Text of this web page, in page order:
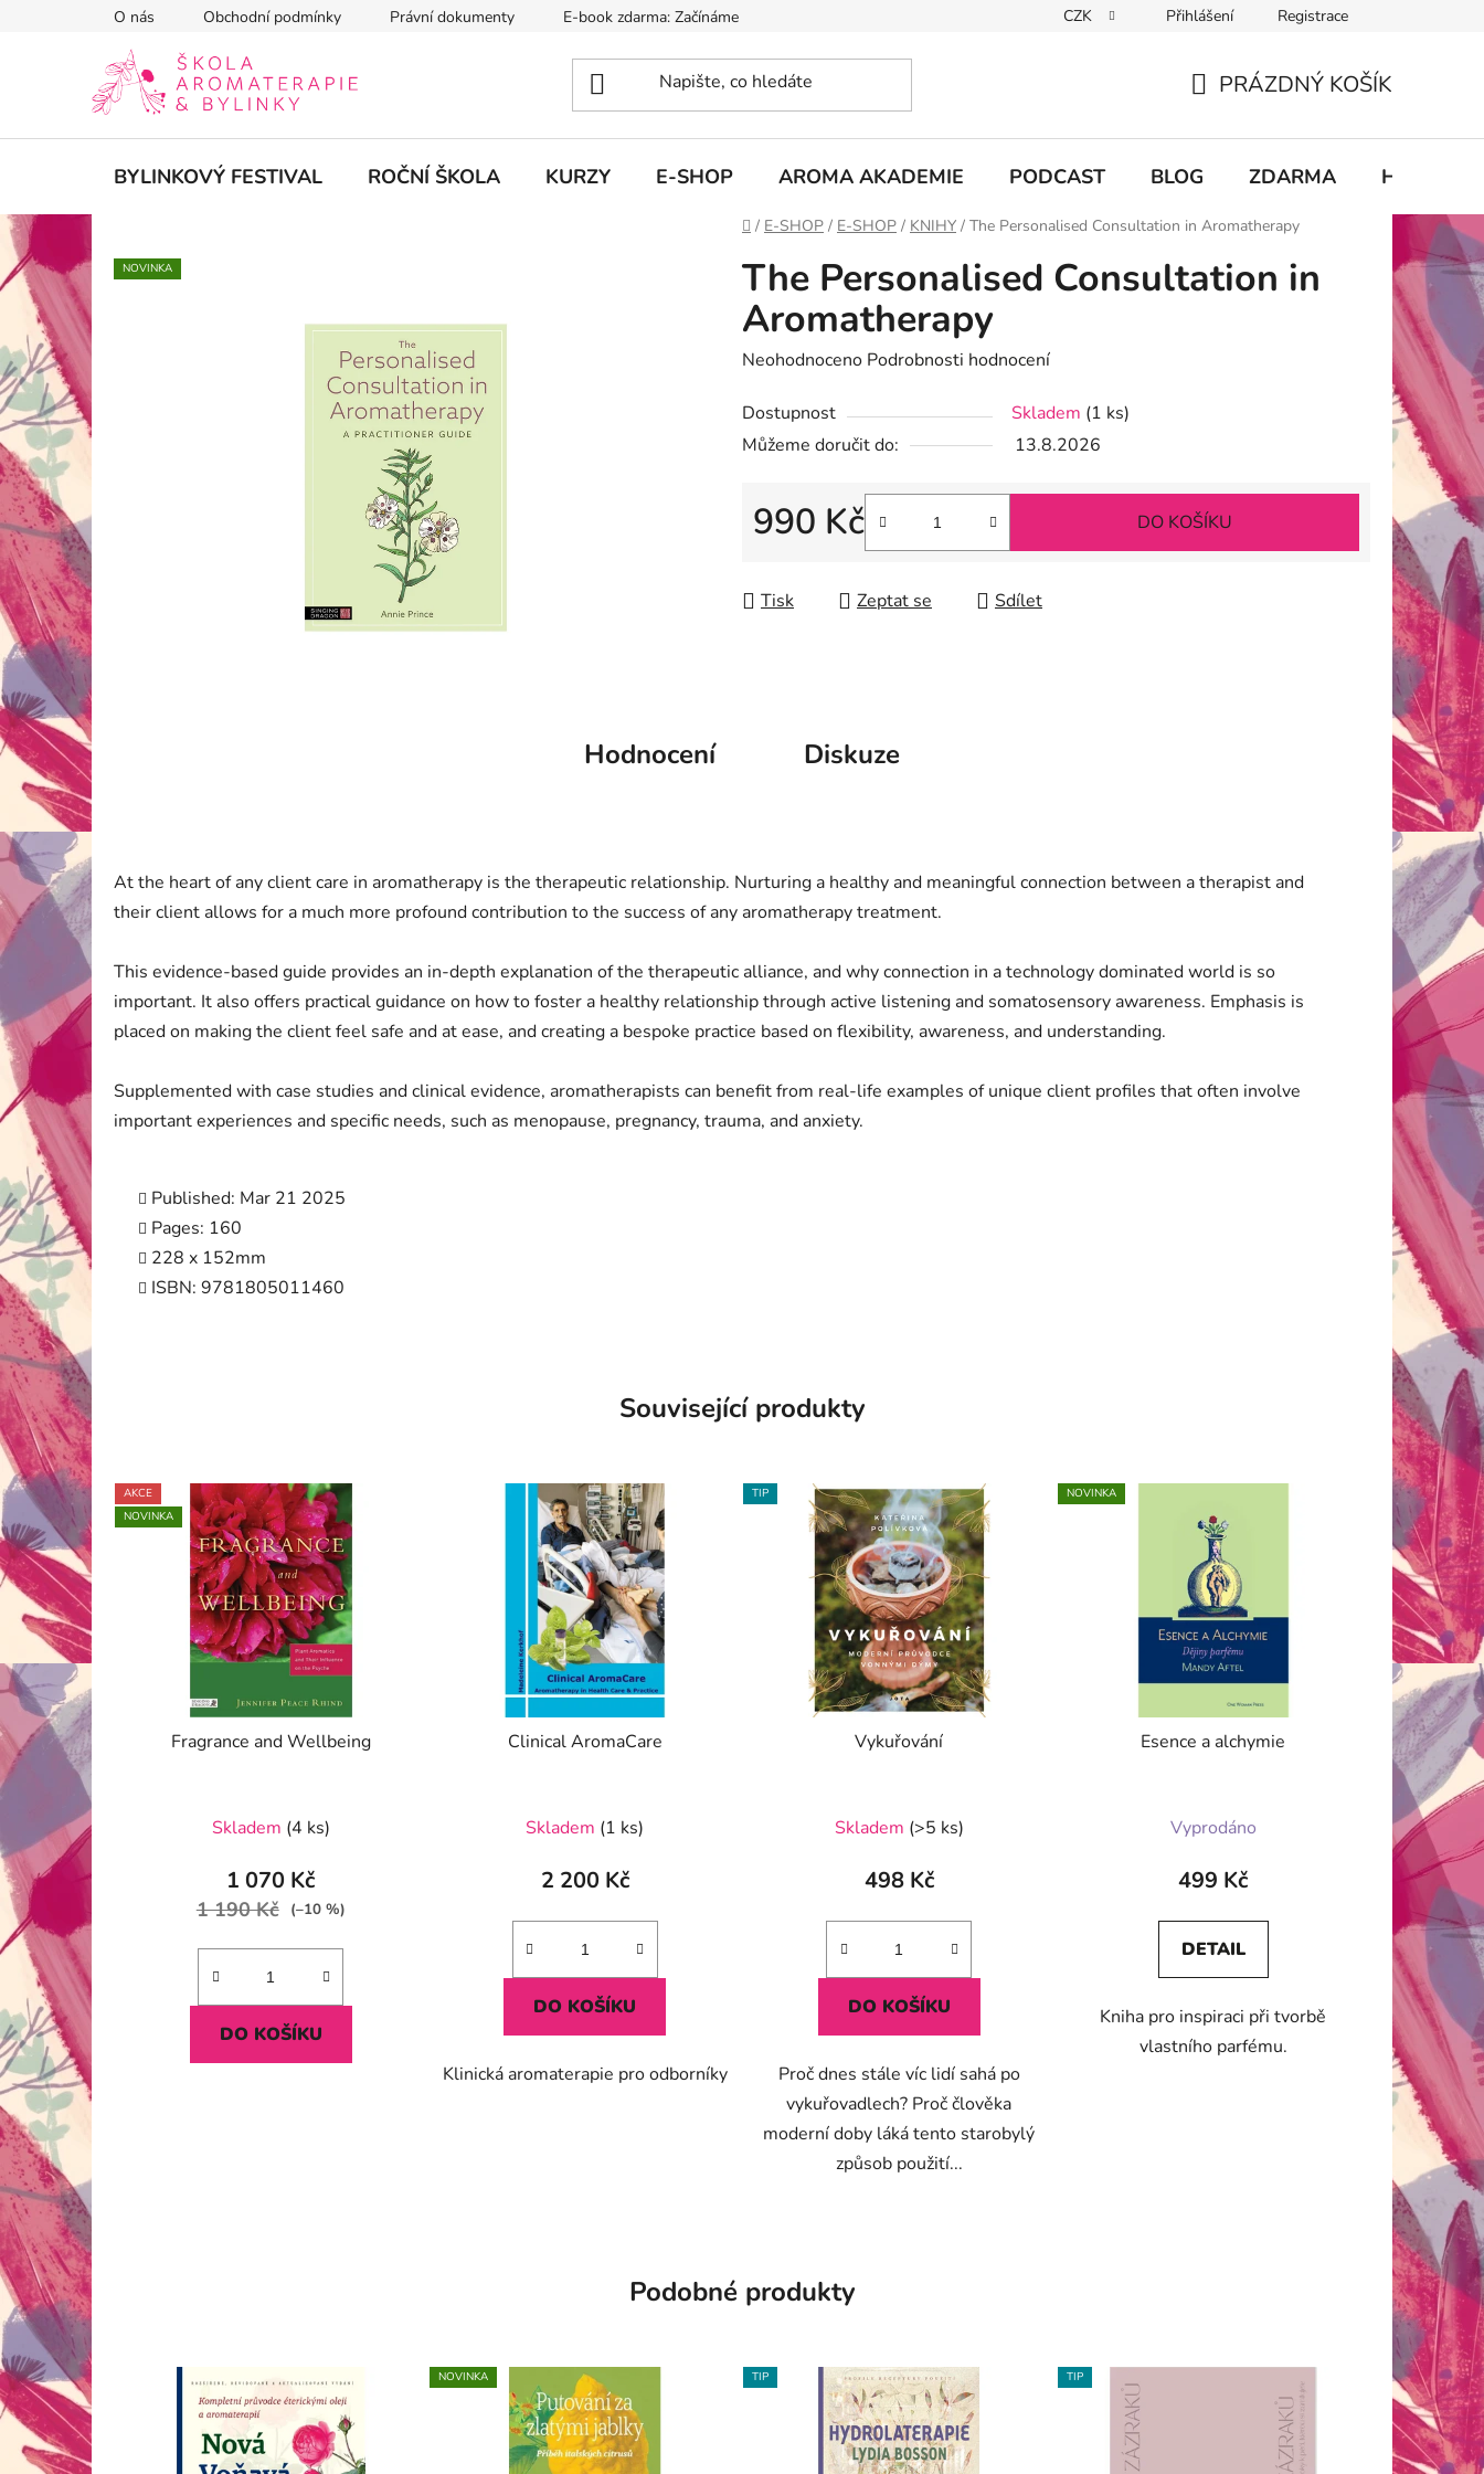
O nás Obchodní podmínky Právní dokumenty E-book zdarma: Začínáme s aromaterapií CZK Přihlášení Registrace
KOŠÍK
PRÁZDNÝ KOŠÍK
BYLINKOVÝ FESTIVAL ROČNÍ ŠKOLA KURZY E-SHOP AROMA AKADEMIE PODCAST BLOG ZDARMA
Domů
/ E-SHOP / E-SHOP / KNIHY / The Personalised Consultation in Aromatherapy
The Personalised Consultation in
Aromatherapy
Průměrné
produktu
je
Neohodnoceno Podrobnosti hodnocení
Dostupnost Skladem (1 ks)
Můžeme doručit do:
13.8.2026
990 Kč DO KOŠÍKU
Tisk Zeptat se Sdílet
NOVINKA
Hodnocení Diskuze
At the heart of any client care in aromatherapy is the therapeutic relationship. Nurturing a healthy and meaningful connection between a therapist and
their client allows for a much more profound contribution to the success of any aromatherapy treatment.
This evidence-based guide provides an in-depth explanation of the therapeutic alliance, and why connection in a technology dominated world is so
important. It also offers practical guidance on how to foster a healthy relationship through active listening and somatosensory awareness. Emphasis is
placed on making the client feel safe and at ease, and creating a bespoke practice based on flexibility, awareness, and understanding.
Supplemented with case studies and clinical evidence, aromatherapists can benefit from real-life examples of unique client profiles that often involve
important experiences and specific needs, such as menopause, pregnancy, trauma, and anxiety.
Published: Mar 21 2025
Pages: 160
228 x 152mm
ISBN: 9781805011460
Související produkty
AKCE
NOVINKA
Fragrance and Wellbeing
Skladem (4 ks)
1 070 Kč
1 190 Kč (–10 %)
DO KOŠÍKU
Clinical AromaCare
Skladem (1 ks)
2 200 Kč
DO KOŠÍKU
Klinická aromaterapie pro odborníky
TIP
Vykuřování
hodnocení
produktu
5,0
z
hvězdiček.
Skladem (>5 ks)
498 Kč
DO KOŠÍKU
Proč dnes stále víc lidí sahá po
vykuřovadlech? Proč člověka
moderní doby láká tento starobylý
způsob použití...
NOVINKA
Esence a alchymie
Vyprodáno
499 Kč
DETAIL
Kniha pro inspiraci při tvorbě
vlastního parfému.
Podobné produkty
NOVINKA TIP TIP